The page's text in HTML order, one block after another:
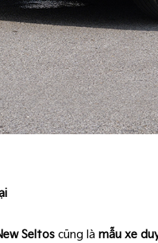
Seltos cũng làmẫu xe